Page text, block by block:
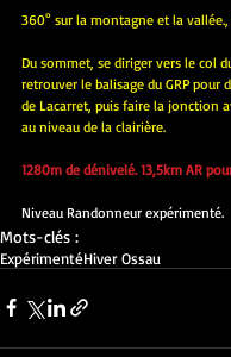
360° sur la montagne et la
Du sommet, se diriger vers le col
retrouver le balisage du GRP pour
de Lacarret, puis faire la jonction
au niveau de la clairière.
1280m de dénivelé. 13,5km AR
Niveau Randonneur expérimenté.
Mots-clés :
ExpérimentéHiver Ossau